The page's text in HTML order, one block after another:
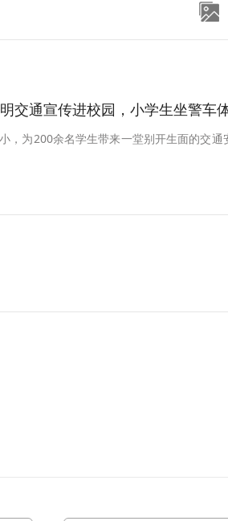
通宣传进校园，小学生坐警车体验硬核
，为200余名学生带来一堂别开生面的交通